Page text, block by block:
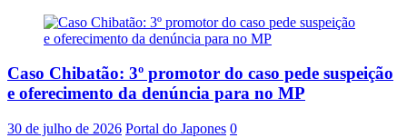
Caso Chibatão: 3º promotor do caso pede suspeição
e oferecimento da denúncia para no MP
30 de julho de 2026 Portal do Japones 0